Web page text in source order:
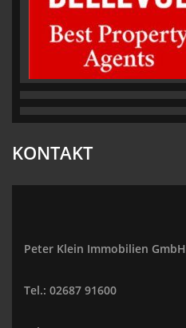
KONTAKT
Peter Klein Immobilien GmbH
Tel.: 02687 91600